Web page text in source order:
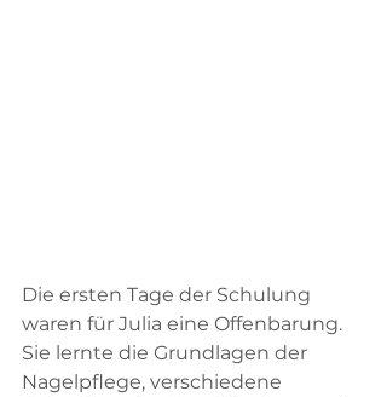
Die ersten Tage der Schulung
waren für Julia eine Offenbarung.
Sie lernte die Grundlagen der
Nagelpflege, verschiedene